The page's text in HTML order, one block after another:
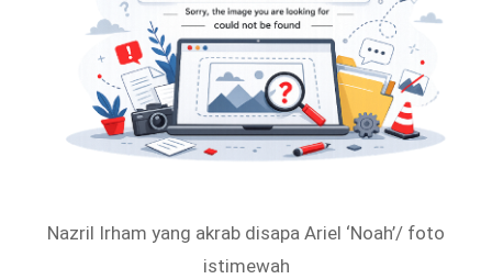
Nazril Irham yang akrab disapa Ariel ‘Noah’/ foto
istimewah